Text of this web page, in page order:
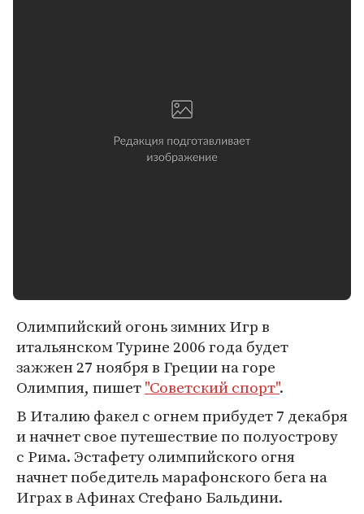
Олимпийский огонь зимних Игр в
итальянском Турине 2006 года будет
зажжен 27 ноября в Греции на горе
Олимпия, пишет"Советский спорт".
В Италию факел с огнем прибудет 7 декабря
и начнет свое путешествие по полуострову
с Рима. Эстафету олимпийского огня
начнет победитель марафонского бега на
Играх в Афинах Стефано Бальдини.